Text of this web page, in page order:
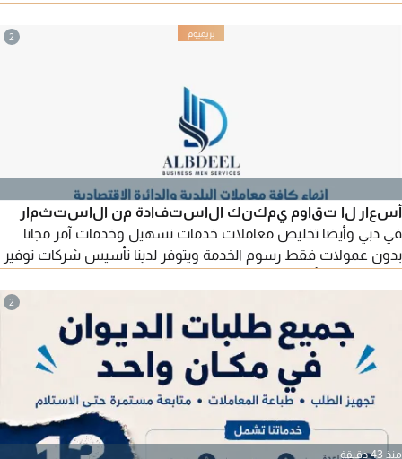
يتوفر شحن بري بحري جوي الى جميع أنحاء العالم وتخليص جمركي
2
أسعار لا تقاوم يمكنك الاستفادة من الاستثمار
في دبي وأيضا تخليص معاملات خدمات تسهيل وخدمات آمر مجانا
بدون عمولات فقط رسوم الخدمة ويتوفر لدينا تأسيس شركات توفير
وتخليص جميع الموافقات الخارجية للشركات بلدية دبي وزارة الصحة
RTA وتخليص اجراءات الاسترحام للمخالفين بدقة وسرعة واستشارات
مجانيه
2
منذ 43 دقيقة